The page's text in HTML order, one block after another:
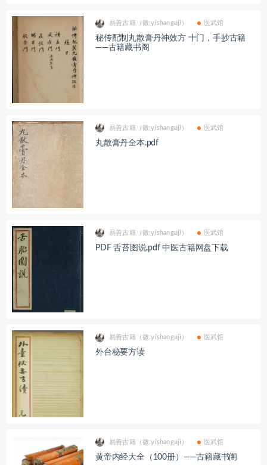
易善古籍（微:yishanguji） 医武馆
秘传配制丸散膏丹神效方 十门，手抄古籍
——古籍藏书阁
易善古籍（微:yishanguji） 医武馆
丸散膏丹全本.pdf
易善古籍（微:yishanguji） 医武馆
PDF 舌苔图说.pdf 中医古籍网盘下载
易善古籍（微:yishanguji） 医武馆
外台秘要方读
易善古籍（微:yishanguji） 医武馆
黄帝内经大全（100册）——古籍藏书阁